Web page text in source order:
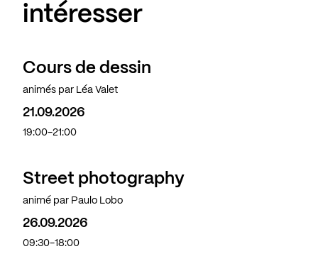
intéresser
Cours de dessin
animés par Léa Valet
21.09.2026
19:00-21:00
Street photography
animé par Paulo Lobo
26.09.2026
09:30-18:00